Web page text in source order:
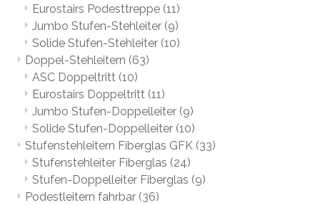
Eurostairs Podesttreppe (11)
Jumbo Stufen-Stehleiter (9)
Solide Stufen-Stehleiter (10)
Doppel-Stehleitern (63)
ASC Doppeltritt (10)
Eurostairs Doppeltritt (11)
Jumbo Stufen-Doppelleiter (9)
Solide Stufen-Doppelleiter (10)
Stufenstehleitern Fiberglas GFK (33)
Stufenstehleiter Fiberglas (24)
Stufen-Doppelleiter Fiberglas (9)
Podestleitern fahrbar (36)